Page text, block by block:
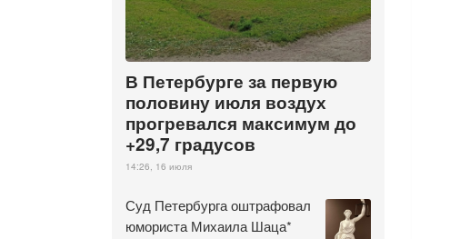
В Петербурге за первую
половину июля воздух
прогревался максимум до
+29,7 градусов
14:26, 16 июля
Суд Петербурга оштрафовал
юмориста Михаила Шаца*